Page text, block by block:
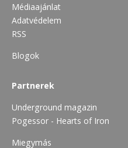
Médiaajánlat
Adatvédelem
RSS
Blogok
Partnerek
Underground magazin
Pogessor - Hearts of Iron
Miegymás